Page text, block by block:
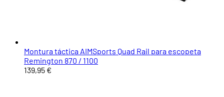
Montura táctica AIMSports Quad Rail para escopeta
Remington 870 / 1100
139,95 €